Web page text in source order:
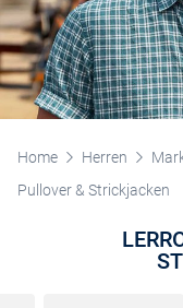
Home Herren
Pullover & Strickjacken